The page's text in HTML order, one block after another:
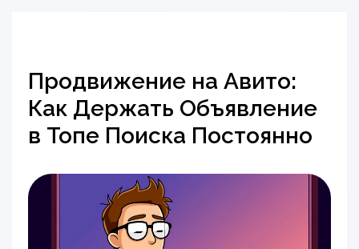
Продвижение на Авито:
Как Держать Объявление
в Топе Поиска Постоянно